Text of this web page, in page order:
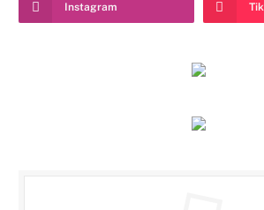
Instagram